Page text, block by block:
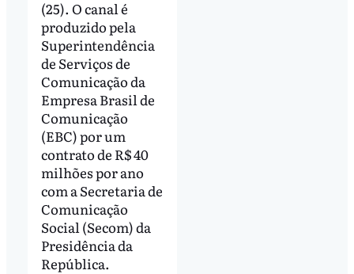
(25). O canal é
produzido pela
Superintendência
de Serviços de
Comunicação da
Empresa Brasil de
Comunicação
(EBC) por um
contrato de R$ 40
milhões por ano
com a Secretaria de
Comunicação
Social (Secom) da
Presidência da
República.